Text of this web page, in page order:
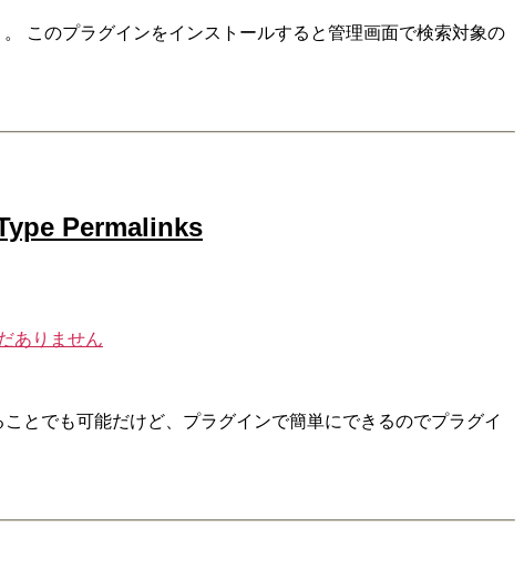
このプラグインをインストールすると管理画面で検索対象の
Permalinks
ありません
とでも可能だけど、プラグインで簡単にできるのでプラグイ